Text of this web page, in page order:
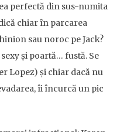
perfectă din sus-numita
chiar în parcarea
sau noroc pe Jack?
și poartă… fustă. Se
Lopez) și chiar dacă nu
îi încurcă un pic